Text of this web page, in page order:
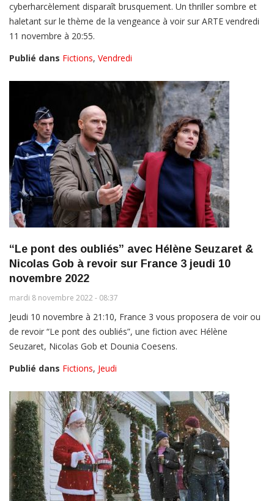
cyberharcèlement disparaît brusquement. Un thriller sombre et
haletant sur le thème de la vengeance à voir sur ARTE vendredi
11 novembre à 20:55.
Publié dans Fictions, Vendredi
“Le pont des oubliés” avec Hélène Seuzaret &
Nicolas Gob à revoir sur France 3 jeudi 10
novembre 2022
mardi 8 novembre 2022 - 08:37
Jeudi 10 novembre à 21:10, France 3 vous proposera de voir ou
de revoir “Le pont des oubliés”, une fiction avec Hélène
Seuzaret, Nicolas Gob et Dounia Coesens.
Publié dans Fictions, Jeudi